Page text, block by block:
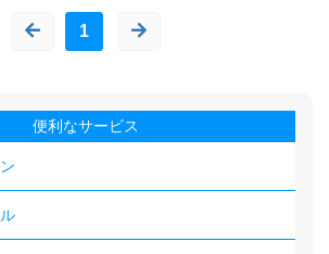
1
便利なサービス